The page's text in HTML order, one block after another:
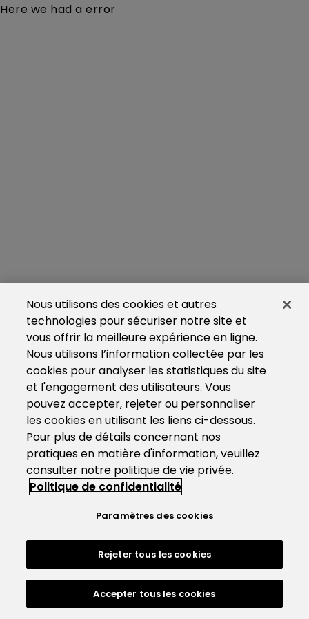
Here we had a error
Nous utilisons des cookies et autres
technologies pour sécuriser notre site et
vous offrir la meilleure expérience en ligne.
Nous utilisons l’information collectée par les
cookies pour analyser les statistiques du site
et l'engagement des utilisateurs. Vous
pouvez accepter, rejeter ou personnaliser
les cookies en utilisant les liens ci-dessous.
Pour plus de détails concernant nos
pratiques en matière d'information, veuillez
consulter notre politique de vie privée.
Politique de confidentialité
Paramètres des cookies
Rejeter tous les cookies
Accepter tous les cookies